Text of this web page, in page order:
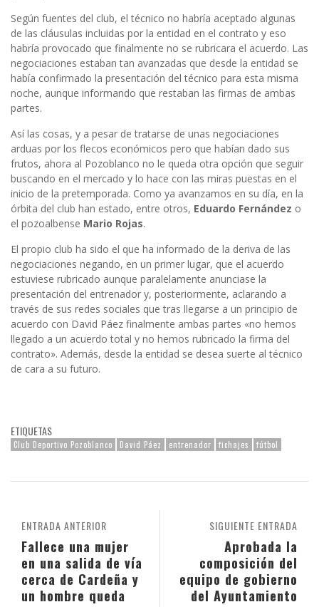
Según fuentes del club, el técnico no habría aceptado algunas
de las cláusulas incluidas por la entidad en el contrato y eso
habría provocado que finalmente no se rubricara el acuerdo. Las
negociaciones estaban tan avanzadas que desde la entidad se
había confirmado la presentación del técnico para esta misma
noche, aunque informando que restaban las firmas de ambas
partes.
Así las cosas, y a pesar de tratarse de unas negociaciones
arduas por los flecos económicos pero que habían dado sus
frutos, ahora al Pozoblanco no le queda otra opción que seguir
buscando en el mercado y lo hace con las miras puestas en el
inicio de la pretemporada. Como ya avanzamos en su día, en la
órbita del club han estado, entre otros, Eduardo Fernández o
el pozoalbense Mario Rojas.
El propio club ha sido el que ha informado de la deriva de las
negociaciones negando, en un primer lugar, que el acuerdo
estuviese rubricado aunque paralelamente anunciase la
presentación del entrenador y, posteriormente, aclarando a
través de sus redes sociales que tras llegarse a un principio de
acuerdo con David Páez finalmente ambas partes «no hemos
llegado a un acuerdo total y no hemos rubricado la firma del
contrato». Además, desde la entidad se desea suerte al técnico
de cara a su futuro.
ETIQUETAS
Club Deportivo Pozoblanco David Páez entrenador fichajes fútbol
SIGUIENTE ENTRADA
Aprobada la
composición del
equipo de gobierno
del Ayuntamiento
ENTRADA ANTERIOR
Fallece una mujer
en una salida de vía
cerca de Cardeña y
un hombre queda